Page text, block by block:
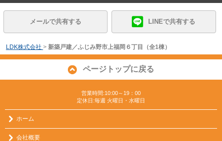
メールで共有する LINEで共有する
LDK株式会社 > 新築戸建／ふじみ野市上福岡６丁目（全1棟）
ページトップに戻る
営業時間:10:00～19：00
定休日:毎週 火曜日・水曜日
ホーム
会社概要